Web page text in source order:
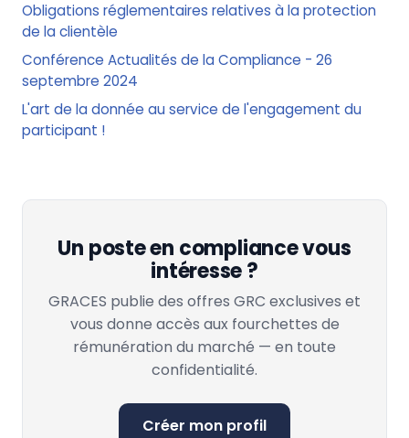
Obligations réglementaires relatives à la protection
de la clientèle
Conférence Actualités de la Compliance - 26
septembre 2024
L'art de la donnée au service de l'engagement du
participant !
Un poste en compliance vous
intéresse ?
GRACES publie des offres GRC exclusives et
vous donne accès aux fourchettes de
rémunération du marché — en toute
confidentialité.
Créer mon profil